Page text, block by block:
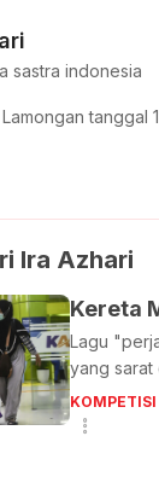
sastra indonesia
Ira Azhari
Kereta
Lagu
yang sarat